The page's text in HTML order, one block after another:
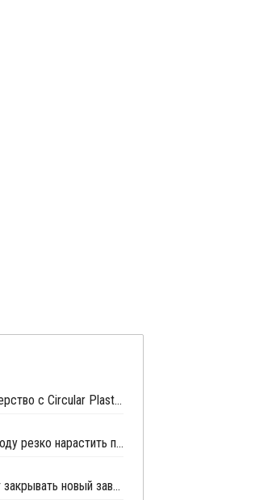
Chemetall укрепляет партнерство с Circular Plastics Company для развития переработки пластика во Вьетнаме
СИБУР планирует в 2022 году резко нарастить продажи ПЭ и ПП во Вьетнам и Китай
NSRP в феврале не станет закрывать новый завод ПП во Вьетнаме